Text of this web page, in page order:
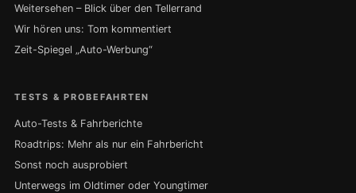
Weitersehen – Blick über den Tellerrand
Wir hören uns: Tom kommentiert
Zeit-Spiegel „Auto-Werbung“
TESTS & PROBEFAHRTEN
Auto-Tests & Fahrberichte
Roadtrips: Mehr als nur ein Fahrbericht
Sonst noch ausprobiert
Unterwegs im Oldtimer oder Youngtimer